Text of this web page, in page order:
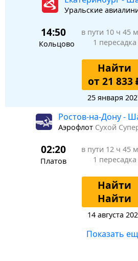
Уральские
14:50
Кольцово
в пути 10 ч 45
1 пересадка
Найти
от 21 833
25 января
Ростов-на-Дону -
Аэрофлот Сухой
02:20
Платов
в пути 12 ч 45
1 пересадка
Найти
Найти
14 августа
Показать